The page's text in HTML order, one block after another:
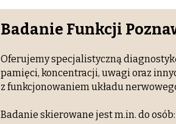
Badanie Funkcji
Oferujemy specjalistyczną
pamięci, koncentracji, uwagi oraz
z funkcjonowaniem układu
Badanie skierowane jest m.in. do osób: